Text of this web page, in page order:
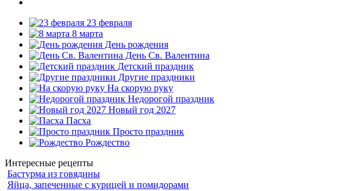
23 февраля
8 марта
День рождения
День Св. Валентина
Детский праздник
Другие праздники
На скорую руку
Недорогой праздник
Новый год 2027
Пасха
Просто праздник
Рождество
Интересные рецепты
Бастурма из говядины
Яйца, запеченные с курицей и помидорами